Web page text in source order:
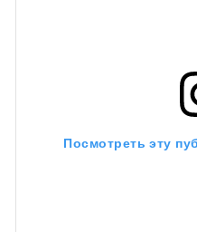
Посмотреть эту